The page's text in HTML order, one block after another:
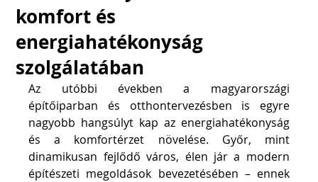
komfort és
energiahatékonyság
szolgálatában
Az utóbbi években a magyarországi
építőiparban és otthontervezésben is egyre
nagyobb hangsúlyt kap az energiahatékonyság
és a komfortérzet növelése. Győr, mint
dinamikusan fejlődő város, élen jár a modern
építészeti megoldások bevezetésében – ennek